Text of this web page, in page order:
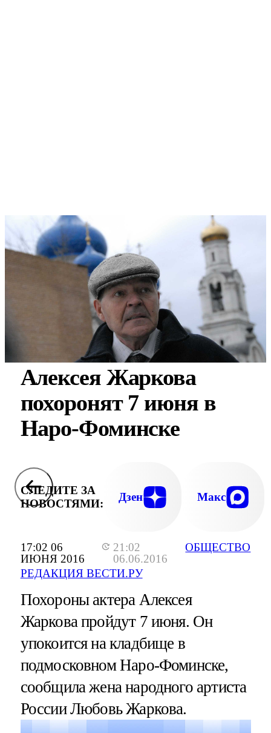
17:02 06
ИЮНЯ 2016
21:02
06.06.2016
РЕДАКЦИЯ ВЕСТИ.РУ
ОБЩЕСТВО
Алексея Жаркова
похоронят 7 июня в
Наро-Фоминске
СЛЕДИТЕ ЗА
НОВОСТЯМИ:
Дзен Макс
Похороны актера Алексея
Жаркова пройдут 7 июня. Он
упокоится на кладбище в
подмосковном Наро-Фоминске,
сообщила жена народного артиста
России Любовь Жаркова.